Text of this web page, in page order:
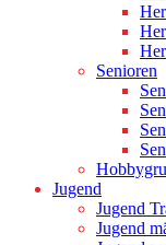
Senioren
Jugend
Jugend
Jugend